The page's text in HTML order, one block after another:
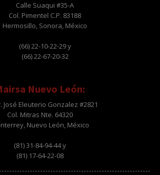
Calle Suaqui #35-A
Col. Pimentel C.P. 83188
Hermosillo, Sonora, México
(66) 22-10-22-29 y
(66) 22-67-20-32
Nuevo León:
José Eleuterio Gonzalez #2821
Col. Mitras Nte. 64320
Nuevo León, México
(81) 31-84-94-44 y
(81) 17-64-22-08